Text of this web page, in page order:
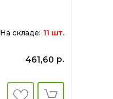
На складе: 11 шт.
461,60 р.